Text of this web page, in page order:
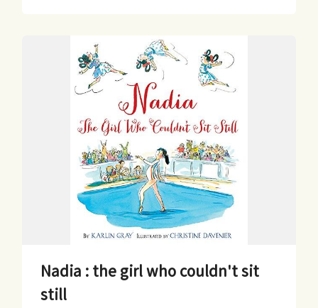
Nadia : the girl who couldn't sit
still